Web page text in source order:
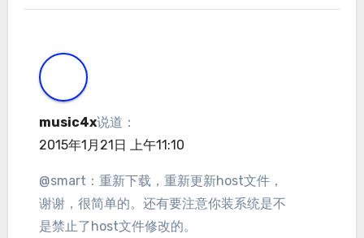
music4x说道：
2015年1月21日 上午11:10
@smart：重新下载，重新更新host文件，
谢谢，很简单的。还有要注意你装系统是不
是禁止了host文件修改的。